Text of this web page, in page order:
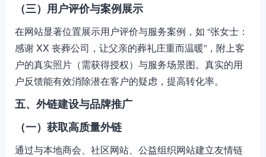
（三）用户评价与案例展示
在网站显著位置展示用户评价与服务案例，如 “张女士：
感谢 XX 丧葬公司，让父亲的葬礼庄重而温暖”，附上客
户的真实照片（需获得授权）与服务场景图。真实的用
户反馈能有效消除潜在客户的疑虑，提高转化率。
五、外链建设与品牌推广
（一）获取高质量外链
通过与本地商会、社区网站、公益组织网站建立友情链